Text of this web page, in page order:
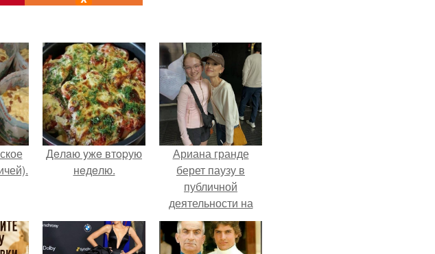
Дeлaю yжe втopую
нeдeлю.
Ариана гранде
берет паузу в
публичной
деятельности на
фоне слухов о
своем здоровье.